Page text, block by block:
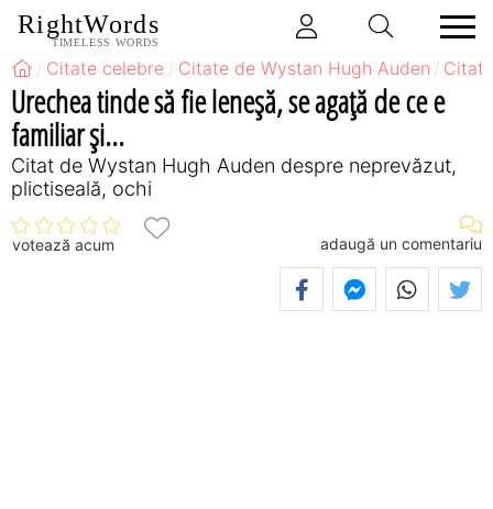
RightWords
TIMELESS WORDS
Citate celebre Citate de Wystan Hugh Auden
Urechea tinde să fie leneşă, se agaţă de ce e
familiar şi...
Citat de Wystan Hugh Auden despre neprevăzut,
plictiseală, ochi
votează acum adaugă un comentariu